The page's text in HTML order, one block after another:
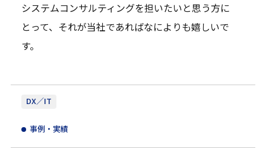
DX／IT
事例・実績
システムコンサルティングを担いたいと思う方に
とって、それが当社であればなによりも嬉しいで
す。